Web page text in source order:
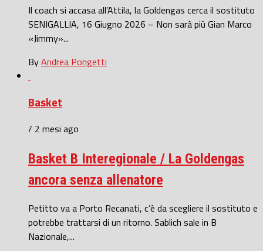
Il coach si accasa all’Attila, la Goldengas cerca il sostituto
SENIGALLIA, 16 Giugno 2026 – Non sarà più Gian Marco
«Jimmy»...
ByAndrea Pongetti
Basket
/ 2 mesi ago
Basket B Interegionale / La Goldengas
ancora senza allenatore
Petitto va a Porto Recanati, c’è da scegliere il sostituto e
potrebbe trattarsi di un ritorno. Sablich sale in B
Nazionale,...